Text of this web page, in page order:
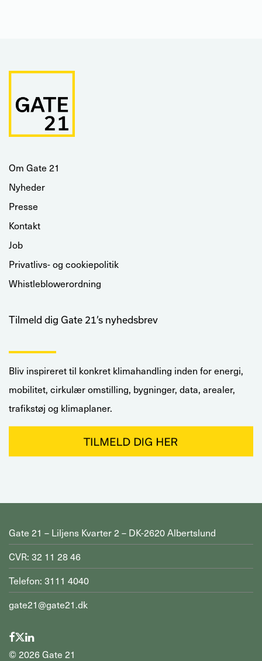
Om Gate 21
Nyheder
Presse
Kontakt
Job
Privatlivs- og cookiepolitik
Whistleblowerordning
Tilmeld dig Gate 21’s nyhedsbrev
Bliv inspireret til konkret klimahandling inden for energi,
mobilitet, cirkulær omstilling, bygninger, data, arealer,
trafikstøj og klimaplaner.
Gate 21 – Liljens Kvarter 2 – DK-2620 Albertslund
CVR: 32 11 28 46
Telefon: 3111 4040
gate21@gate21.dk
© 2026Gate 21